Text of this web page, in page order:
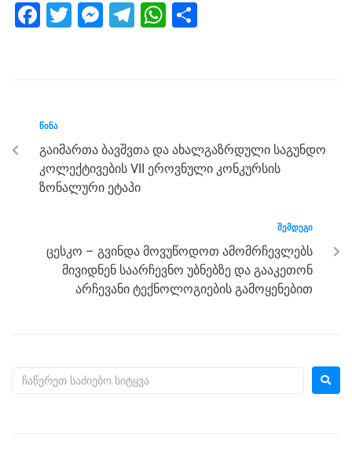
F
b
o
o
k
T
M
g
er
T
m
W
p
p
ᲬᲘᲜᲐ
გაიმართა ბავშვთა და ახალგაზრდული საგუნდო
კოლექტივების VII ეროვნული კონკურსის
ზონალური ეტაპი
ᲨᲔᲛᲓᲔᲒᲘ
ცესკო – გვინდა მოვუწოდოთ ამომრჩევლებს
მივიდნენ საარჩევნო უბნებზე და გააკეთონ
არჩევანი ტექნოლოგიების გამოყენებით